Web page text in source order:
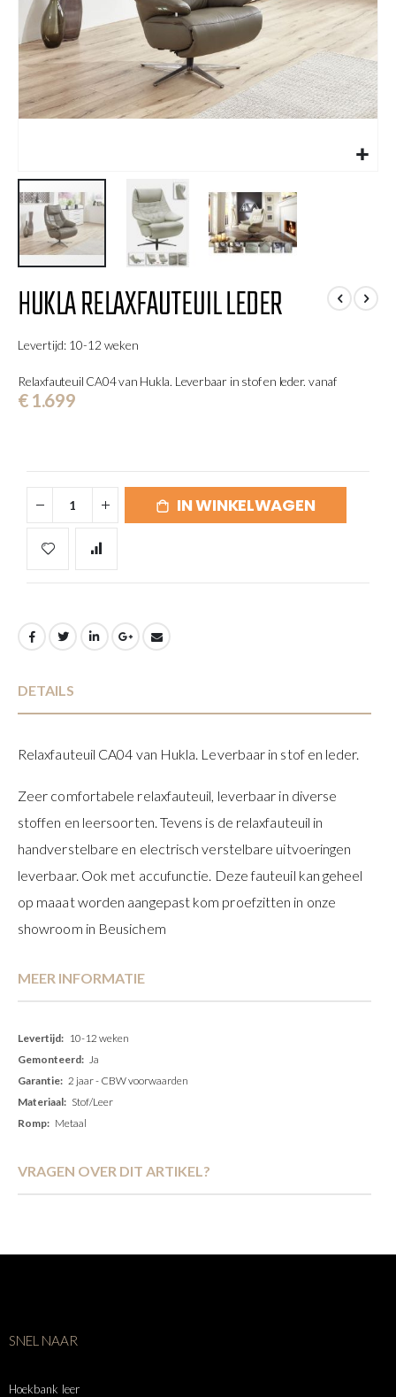
naar
het
van
afbeeldingen-
gallerij
HUKLA RELAXFAUTEUIL LEDER
Levertijd: 10-12 weken
Relaxfauteuil CA04 van Hukla. Leverbaar in stof en leder. vanaf
€ 1.699
IN WINKELWAGEN
DETAILS
Relaxfauteuil CA04 van Hukla. Leverbaar in stof en leder.
Zeer comfortabele relaxfauteuil, leverbaar in diverse
stoffen en leersoorten. Tevens is de relaxfauteuil in
handverstelbare en electrisch verstelbare uitvoeringen
leverbaar. Ook met accufunctie. Deze fauteuil kan geheel
op maaat worden aangepast kom proefzitten in onze
showroom in Beusichem
MEER INFORMATIE
Meer
informatie
10-12 weken
Ja
2 jaar - CBW voorwaarden
Stof/Leer
Metaal
VRAGEN OVER DIT ARTIKEL?
SNEL NAAR
Hoekbank leer